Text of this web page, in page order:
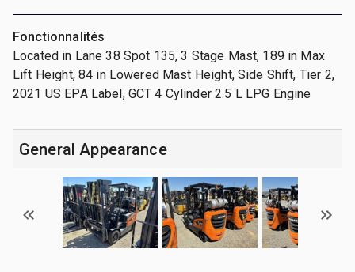
Fonctionnalités
Located in Lane 38 Spot 135, 3 Stage Mast, 189 in Max
Lift Height, 84 in Lowered Mast Height, Side Shift, Tier 2,
2021 US EPA Label, GCT 4 Cylinder 2.5 L LPG Engine
General Appearance